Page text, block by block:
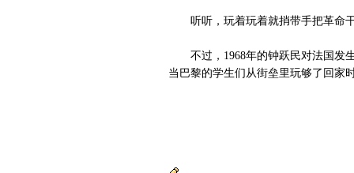
听听，玩着玩着就捎带手把革命
不过，1968年的钟跃民对法国发生
当巴黎的学生们从街垒里玩够了回家